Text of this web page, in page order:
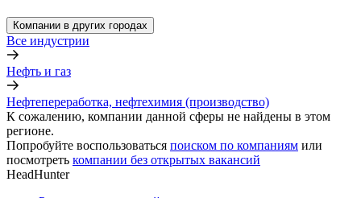
Компании в других городах
Все индустрии
Нефть и газ
Нефтепереработка, нефтехимия (производство)
К сожалению, компании данной сферы не найдены в этом
регионе.
Попробуйте воспользоваться поиском по компаниям или
посмотреть компании без открытых вакансий
HeadHunter